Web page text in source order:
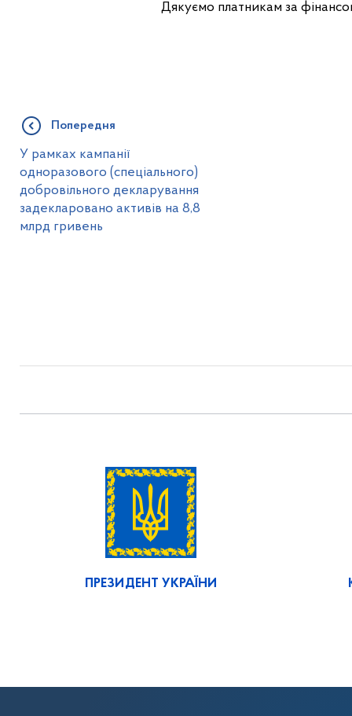
Дякуємо платникам за
Попередня
У рамках кампанії
одноразового (спеціального)
добровільного декларування
задекларовано активів на 8,8
млрд гривень
ПРЕЗИДЕНТ УКРАЇНИ